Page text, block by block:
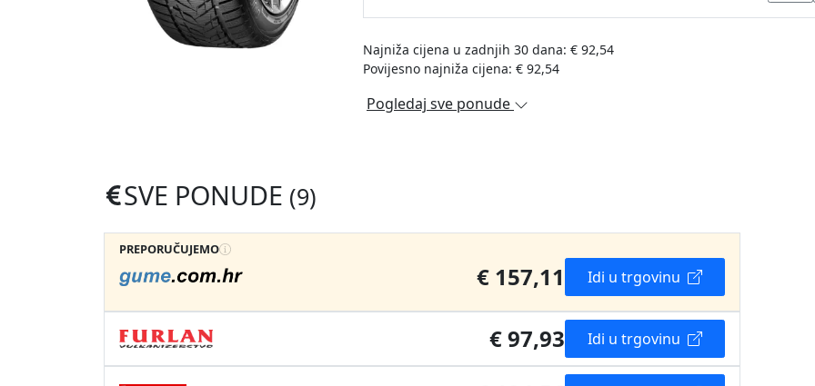
Najniža cijena u zadnjih 30 dana: € 92,54
Povijesno najniža cijena: € 92,54
Pogledaj sve ponude
SVE PONUDE (9)
PREPORUČUJEMO
€ 157,11 Idi u trgovinu
€ 97,93 Idi u trgovinu